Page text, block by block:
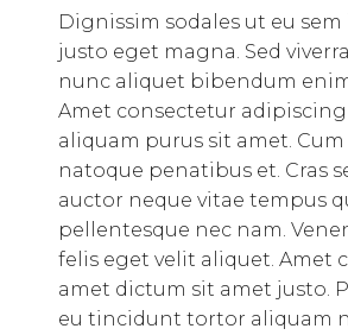
Dignissim sodales ut eu
justo eget magna. Sed
nunc aliquet bibendum
Amet consectetur
aliquam purus sit amet. Cum
natoque penatibus et. Cras
auctor neque vitae tempus
pellentesque nec nam.
felis eget velit aliquet. Amet
amet dictum sit amet justo.
eu tincidunt tortor aliquam